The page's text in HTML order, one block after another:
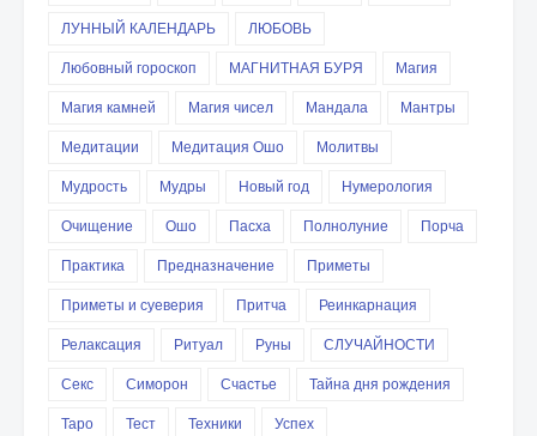
ЛУННЫЙ КАЛЕНДАРЬ
ЛЮБОВЬ
Любовный гороскоп
МАГНИТНАЯ БУРЯ
Магия
Магия камней
Магия чисел Мандала
Мантры
Медитации
Медитация Ошо
Молитвы
Мудрость
Мудры Новый год
Нумерология
Очищение
Ошо Пасха Полнолуние
Порча
Практика
Предназначение
Приметы
Приметы и суеверия
Притча
Реинкарнация
Релаксация
Ритуал Руны
СЛУЧАЙНОСТИ
Секс
Симорон Счастье
Тайна дня рождения
Таро
Тест Техники
Успех